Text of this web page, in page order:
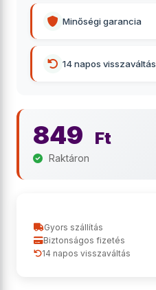
Minőségi garancia
14 napos visszaváltás
849 Ft
Raktáron
Gyors szállítás
Biztonságos fizetés
14 napos visszaváltás